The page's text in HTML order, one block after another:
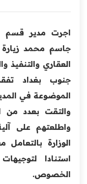
اجرت مدير قسم
جاسم محمد زيارة
العقاري والتنفيذ
جنوب بغداد
الموضوعة في
والتقت بعدد من
واطلعتهم على
الوزارة
استنادا
الخصوص.